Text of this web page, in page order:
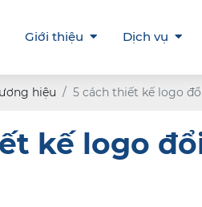
Giới thiệu Dịch vụ
hiệu 5 cách thiết kế logo
kế logo